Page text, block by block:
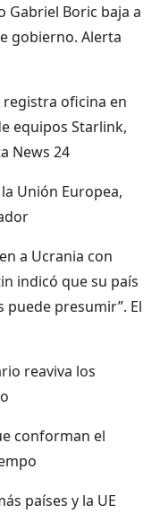
Gabriel Boric baja a
gobierno. Alerta
registra oficina en
equipos Starlink,
News 24
Unión Europea,
a Ucrania con
indicó que su país
puede presumir”. El
reaviva los
conforman el
países y la UE